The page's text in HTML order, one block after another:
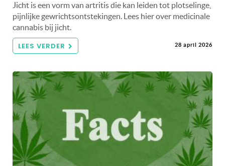
Jicht is een vorm van artritis die kan leiden tot plotselinge,
pijnlijke gewrichtsontstekingen. Lees hier over medicinale
cannabis bij jicht.
LEES VERDER 28 april 2026